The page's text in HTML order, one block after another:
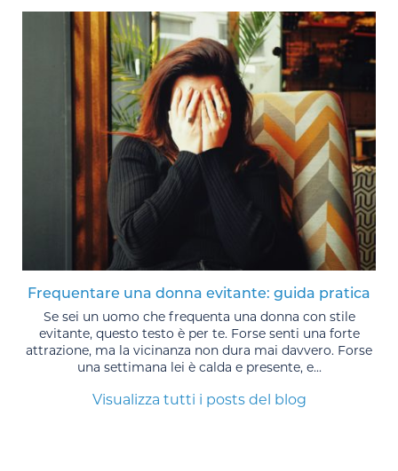
Frequentare una donna evitante: guida pratica
Se sei un uomo che frequenta una donna con stile
evitante, questo testo è per te. Forse senti una forte
attrazione, ma la vicinanza non dura mai davvero. Forse
una settimana lei è calda e presente, e...
Visualizza tutti i posts del blog